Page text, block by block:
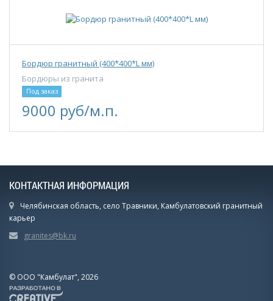
Бордюр гранитный (400*400*L мм)
Бордюры из гранита
Под заказ
9000 руб/м.п.
КОНТАКТНАЯ ИНФОРМАЦИЯ
Челябинская область, село Травники, Камбулатовский гранитный
карьер
granites@bk.ru
© ООО "Камбулат", 2026